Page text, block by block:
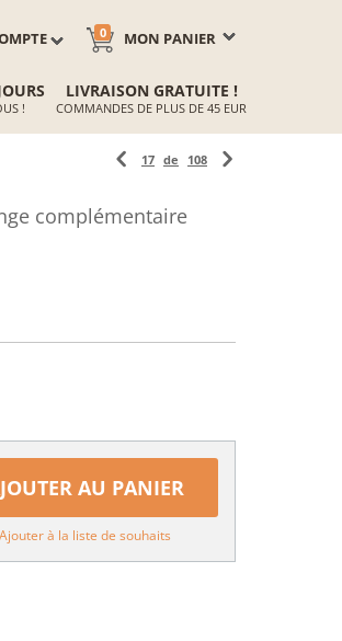
MON PANIER
0
!
LIVRAISON GRATUITE !
COMMANDES DE PLUS DE 45 EUR
17 de 108
complémentaire
AU PANIER
Ajouter à la liste de souhaits